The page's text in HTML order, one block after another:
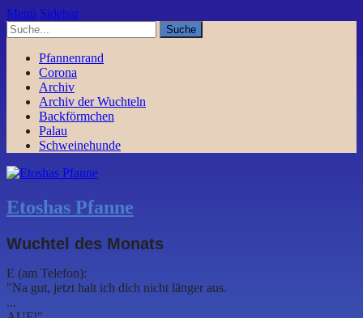
Menü Sidebar
Pfannenrand
Corona
Archiv
Archiv der Wuchteln
Backförmchen
Palau
Schweinehunde
Etoshas Pfanne
Wuchtel des Monats
E (am Telefon):
"Na gut, jetzt halt ich dich nicht länger aus.
...